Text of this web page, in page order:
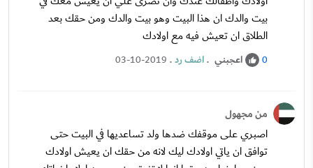
بيت والدك ان هذا البيت وهو بيت والدك ومن حقك بعد
الطلاق ان تعيش فيه مع اولادك
0 اعجبني .اضف رد.
03-10-2019
من مجهول
اصبري على موقفك ضدها ولد تساعديها في البيت حتى
توافق ان ياتي اولادك ليك لانه من حقك ان يعيش اولادك